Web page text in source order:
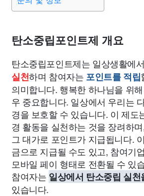
탄소중립포인트제 개요
탄소중립포인트제는 일상생활에서
실천하며 참여자는 포인트를 적립
의미합니다. 행복한 하나님을 위
우 중요합니다. 일상에서 우리는
경을 보호할 수 있습니다. 이 제도
경 활동을 실천하는 것을 장려하
그 대가로 포인트가 지급됩니다.
금으로 지급될 수도 있고, 참여기
모바일 페이 형태로 전환될 수 있
참여자는 일상에서 탄소중립 실천
있습니다.